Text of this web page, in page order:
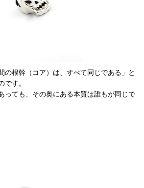
の根幹（コア）は、すべて同じである」と
です。
っても、その奥にある本質は誰もが同じで